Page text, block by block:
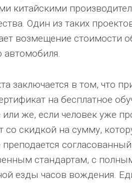
китайскими
Один из таких
возмещение стоимости
автомобиля.
заключается в том, что
на бесплатное
же, если человек уже
со скидкой на сумму,
стандартам, с
езды часов вождения.